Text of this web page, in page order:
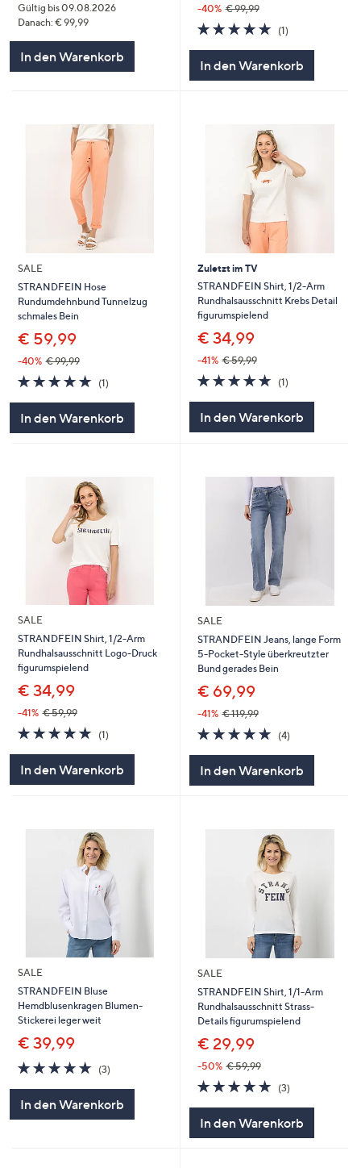
Gültig bis 09.08.2026
Danach: € 99,99
In den Warenkorb
-40% € 99,99
5.0
von
(1)1
In den Warenkorb
SALE
STRANDFEIN Hose
Rundumdehnbund Tunnelzug
schmales Bein
€ 59,99
-40% € 99,99
5.0
von
5
(1)
In den Warenkorb
Zuletzt im TV
STRANDFEIN Shirt, 1/2-Arm
Rundhalsausschnitt Krebs Detail
figurumspielend
€ 34,99
-41% € 59,99
5.0
von
(1)1
In den Warenkorb
SALE
STRANDFEIN Shirt, 1/2-Arm
Rundhalsausschnitt Logo-Druck
figurumspielend
€ 34,99
-41% € 59,99
5.0
von
5
(1)
In den Warenkorb
SALE
STRANDFEIN Jeans, lange Form
5-Pocket-Style überkreutzter
Bund gerades Bein
€ 69,99
-41% € 119,99
5.0
von
5
(4)
In den Warenkorb
SALE
STRANDFEIN Bluse
Hemdblusenkragen Blumen-
Stickerei leger weit
€ 39,99
5.0
von
5
(3)
In den Warenkorb
SALE
STRANDFEIN Shirt, 1/1-Arm
Rundhalsausschnitt Strass-
Details figurumspielend
€ 29,99
-50% € 59,99
5.0
von
5
(3)
In den Warenkorb